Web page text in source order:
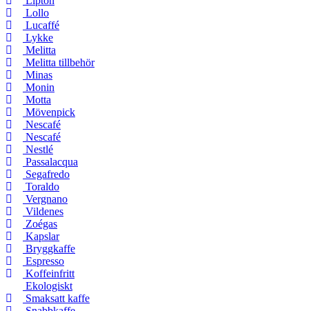
Lollo
Lucaffé
Lykke
Melitta
Melitta tillbehör
Minas
Monin
Motta
Mövenpick
Nescafé
Nescafé
Nestlé
Passalacqua
Segafredo
Toraldo
Vergnano
Vildenes
Zoégas
Kapslar
Bryggkaffe
Espresso
Koffeinfritt
Ekologiskt
Smaksatt kaffe